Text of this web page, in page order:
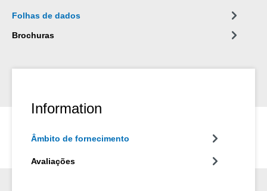
Folhas de dados
Brochuras
Information
Âmbito de fornecimento
Avaliações